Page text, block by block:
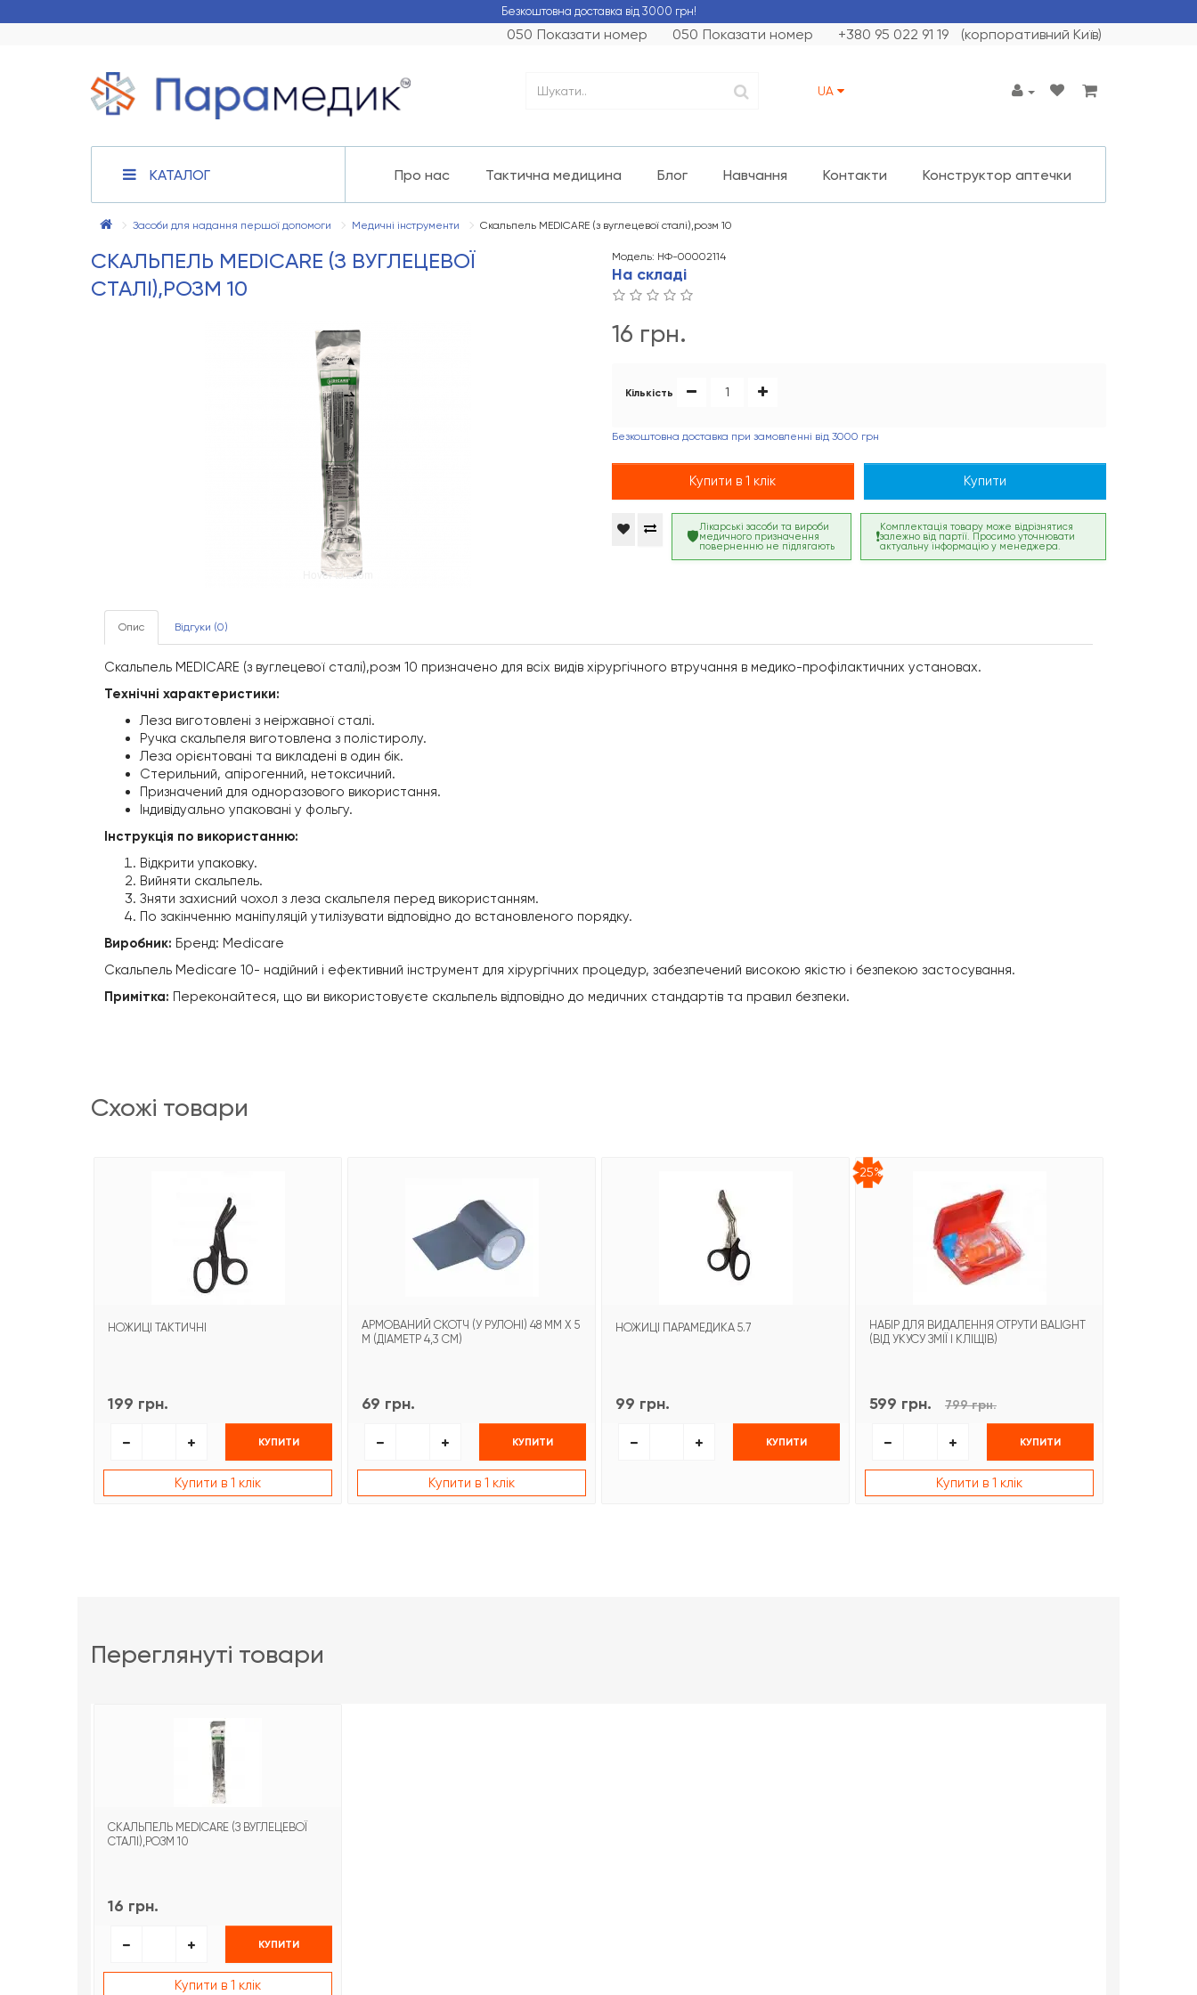
Безкоштовна доставка від 3000 грн!
050 Показати номер 050 Показати номер +380 95 022 91 19 (корпоративний Київ)
UA
КАТАЛОГ Про нас Тактична медицина Блог Навчання Контакти Конструктор аптечки
Засоби для надання першої допомоги Медичні інструменти Скальпель MEDICARE (з вуглецевої сталі),розм 10
СКАЛЬПЕЛЬ MEDICARE (З ВУГЛЕЦЕВОЇ
СТАЛІ),РОЗМ 10
Hover to zoom
Модель: НФ-00002114
На складі
16 грн.
Кількість
Безкоштовна доставка при замовленні від 3000 грн
Купити в 1 клік Купити
Лікарські засоби та вироби
медичного призначення
поверненню не підлягають
Комплектація товару може відрізнятися
залежно від партії. Просимо уточнювати
актуальну інформацію у менеджера.
Опис Відгуки (0)
Скальпель MEDICARE (з вуглецевої сталі),розм 10 призначено для всіх видів хірургічного втручання в медико-профілактичних установах.
Технічні характеристики:
Леза виготовлені з неіржавної сталі.
Ручка скальпеля виготовлена з полістиролу.
Леза орієнтовані та викладені в один бік.
Стерильний, апірогенний, нетоксичний.
Призначений для одноразового використання.
Індивідуально упаковані у фольгу.
Інструкція по використанню:
Відкрити упаковку.
Вийняти скальпель.
Зняти захисний чохол з леза скальпеля перед використанням.
По закінченню маніпуляцій утилізувати відповідно до встановленого порядку.
Виробник: Бренд: Medicare
Скальпель Medicare 10- надійний і ефективний інструмент для хірургічних процедур, забезпечений високою якістю і безпекою застосування.
Примітка: Переконайтеся, що ви використовуєте скальпель відповідно до медичних стандартів та правил безпеки.
схожі товари
НОЖИЦІ ТАКТИЧНІ
199 грн.
КУПИТИ
Купити в 1 клік
АРМОВАНИЙ СКОТЧ (У РУЛОНІ) 48 ММ Х 5
М (ДІАМЕТР 4,3 СМ)
69 грн.
КУПИТИ
Купити в 1 клік
НОЖИЦІ ПАРАМЕДИКА 5.7
99 грн.
КУПИТИ
-25%
НАБІР ДЛЯ ВИДАЛЕННЯ ОТРУТИ BALIGHT
(ВІД УКУСУ ЗМІЇ І КЛІЩІВ)
599 грн. 799 грн.
КУПИТИ
Купити в 1 клік
переглянуті товари
СКАЛЬПЕЛЬ MEDICARE (З ВУГЛЕЦЕВОЇ
СТАЛІ),РОЗМ 10
16 грн.
КУПИТИ
Купити в 1 клік